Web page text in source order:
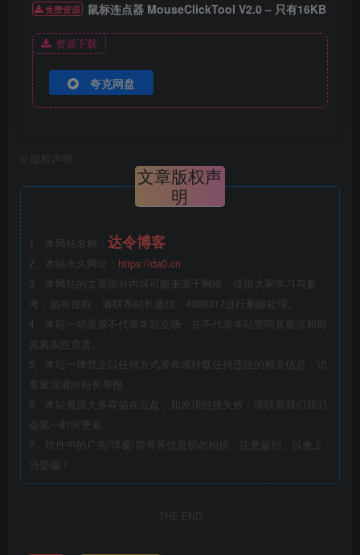
免费资源 鼠标连点器 MouseClickTool V2.0 – 只有16KB
资源下载
夸克网盘
版权声明
文章版权声
明
1、本网站名称： 达令博客
2、本站永久网址： https://da0.cn
3、本网站的文章部分内容可能来源于网络，仅供大家学习与参
考，如有侵权，请联系站长微信：4089317进行删除处理。
4、本站一切资源不代表本站立场，并不代表本站赞同其观点和对
其真实性负责。
5、本站一律禁止以任何方式发布或转载任何违法的相关信息，访
客发现请向站长举报
6、本站资源大多存储在云盘，如发现链接失效，请联系我们我们
会第一时间更新。
7、软件中的广告/弹窗/群号等信息切勿相信，注意鉴别，以免上
当受骗！
THE END